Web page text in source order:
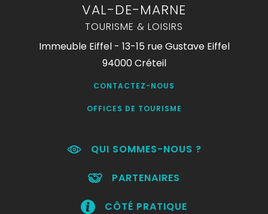
VAL-DE-MARNE
TOURISME & LOISIRS
Immeuble Eiffel - 13-15 rue Gustave Eiffel
94000 Créteil
CONTACTEZ-NOUS
OFFICES DE TOURISME
QUI SOMMES-NOUS ?
PARTENAIRES
CÔTÉ PRATIQUE